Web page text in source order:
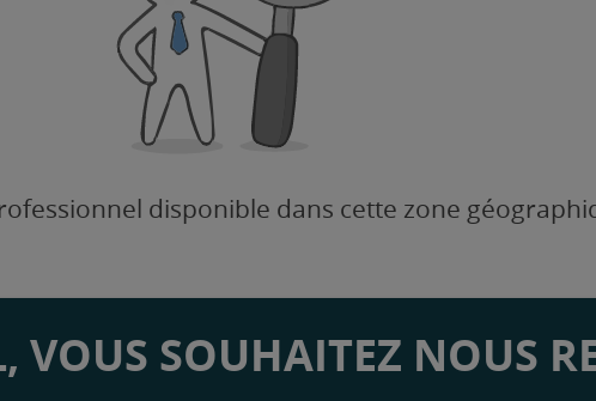
disponible dans cette zone
VOUS SOUHAITEZ NOUS